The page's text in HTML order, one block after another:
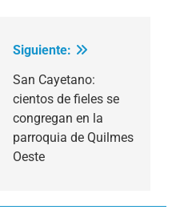
Siguiente:
San Cayetano:
cientos de fieles se
congregan en la
parroquia de Quilmes
Oeste